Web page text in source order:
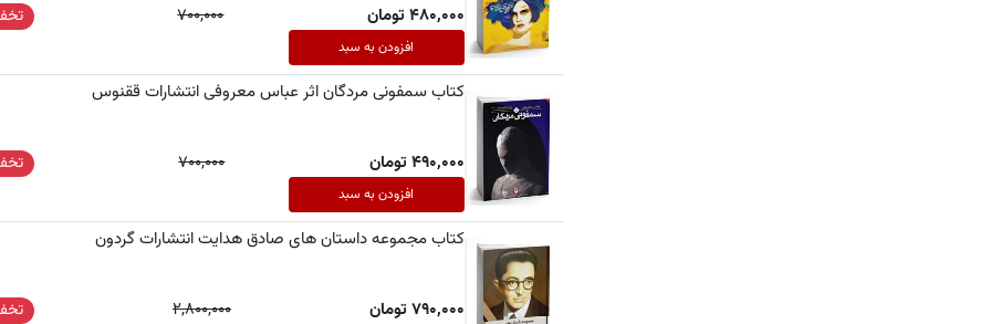
480,000 تومان 700,000
افزودن به سبد
کتاب سمفونی مردگان اثر عباس معروفی انتشارات ققنوس
490,000 تومان 700,000
افزودن به سبد
کتاب مجموعه داستان های صادق هدایت انتشارات گردون
790,000 تومان 2,800,000